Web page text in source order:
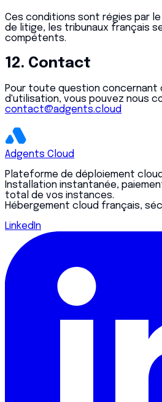
Ces conditions sont régies par
de litige, les tribunaux français
compétents.
12. Contact
Pour toute question concernant
d'utilisation, vous pouvez nous
contact@adgents.cloud
Adgents Cloud
Plateforme de déploiement
Installation instantanée,
total de vos instances.
Hébergement cloud français,
LinkedIn